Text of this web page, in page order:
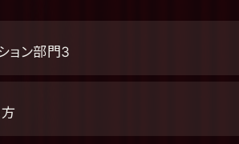
ョン部門3